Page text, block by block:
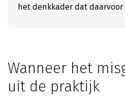
het denkkader dat
Wanneer het
uit de praktijk